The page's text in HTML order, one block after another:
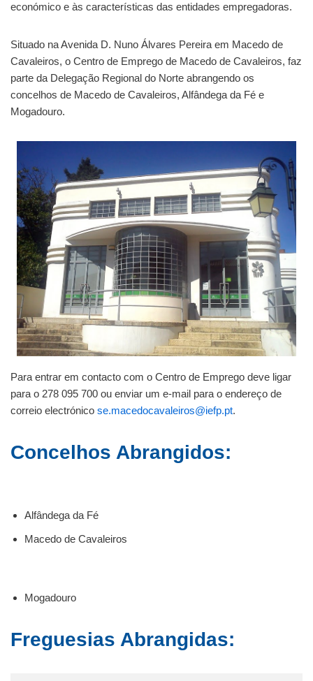
económico e às características das entidades empregadoras.
Situado na Avenida D. Nuno Álvares Pereira em Macedo de
Cavaleiros, o Centro de Emprego de Macedo de Cavaleiros, faz
parte da Delegação Regional do Norte abrangendo os
concelhos de Macedo de Cavaleiros, Alfândega da Fé e
Mogadouro.
Para entrar em contacto com o Centro de Emprego deve ligar
para o 278 095 700 ou enviar um e-mail para o endereço de
correio electrónico se.macedocavaleiros@iefp.pt.
Concelhos Abrangidos:
Alfândega da Fé
Macedo de Cavaleiros
Mogadouro
Freguesias Abrangidas: